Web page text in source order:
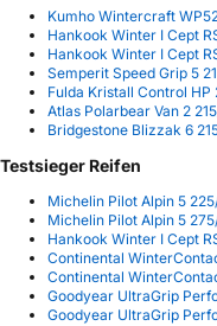
Kumho Wintercraft
Hankook Winter I Cept
Hankook Winter I Cept
Semperit Speed Grip 5
Fulda Kristall Control HP
Atlas Polarbear Van 2
Bridgestone Blizzak 6
Testsieger Reifen
Michelin Pilot Alpin 5
Michelin Pilot Alpin 5
Hankook Winter I Cept
Continental
Continental
Goodyear UltraGrip
Goodyear UltraGrip